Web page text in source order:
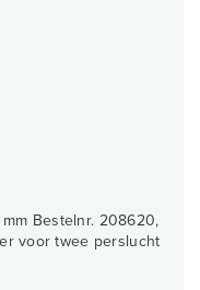
mm Bestelnr. 208620,
voor twee perslucht